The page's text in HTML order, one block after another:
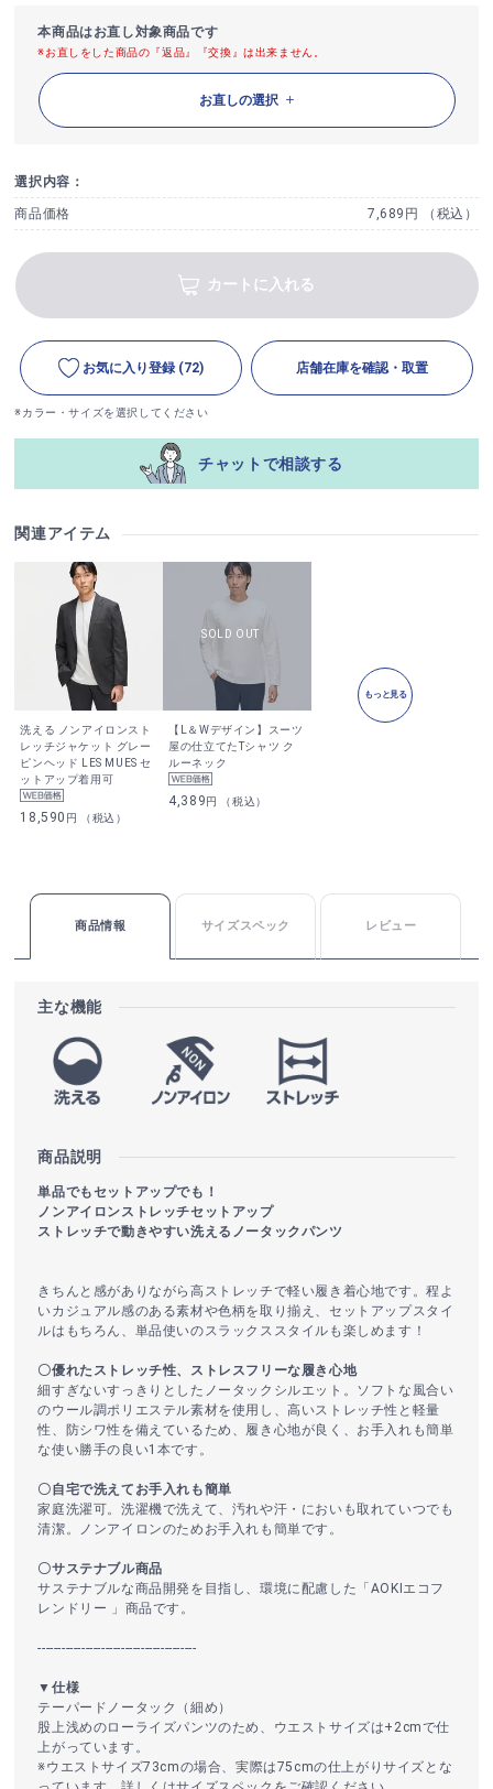
本商品はお直し対象商品です
※お直しをした商品の『返品』『交換』は出来ません。
お直しの選択
選択内容：
商品価格 7,689円 （税込）
カートに入れる
お気に入り登録 (72) 店舗在庫を確認・取置
※カラー・サイズを選択してください
チャットで相談する
関連アイテム
洗える ノンアイロンスト
レッチジャケット グレー
ピンヘッド LES MUES セ
ットアップ着用可
18,590 円 （税込）
【L＆Wデザイン】スーツ
屋の仕立てたTシャツ ク
ルーネック
4,389円 （税込）
もっと見る
商品情報 サイズスペック レビュー
主な機能
商品説明
単品でもセットアップでも！
ノンアイロンストレッチセットアップ
ストレッチで動きやすい洗えるノータックパンツ
きちんと感がありながら高ストレッチで軽い履き着心地です。程よ
いカジュアル感のある素材や色柄を取り揃え、セットアップスタイ
ルはもちろん、単品使いのスラックススタイルも楽しめます！
〇優れたストレッチ性、ストレスフリーな履き心地
細すぎないすっきりとしたノータックシルエット。ソフトな風合い
のウール調ポリエステル素材を使用し、高いストレッチ性と軽量
性、防シワ性を備えているため、履き心地が良く、お手入れも簡単
な使い勝手の良い1本です。
〇自宅で洗えてお手入れも簡単
家庭洗濯可。洗濯機で洗えて、汚れや汗・においも取れていつでも
清潔。ノンアイロンのためお手入れも簡単です。
〇サステナブル商品
サステナブルな商品開発を目指し、環境に配慮した「AOKIエコフ
レンドリー 」商品です。
----------------------------------------
▼仕様
テーパードノータック（細め）
股上浅めのローライズパンツのため、ウエストサイズは+2cmで仕
上がっています。
※ウエストサイズ73cmの場合、実際は75cmの仕上がりサイズとな